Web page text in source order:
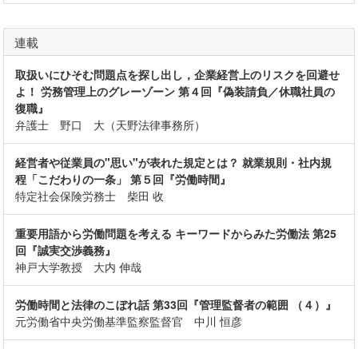
連載
取扱いにひそむ問題点を探し出し，企業経営上のリスクを回避せ
よ！ 労務管理上のグレーゾーン 第４回『偽装請負／休職社員の
復職』
弁護士 野口 大（天野法律事務所）
経営者や従業員の"思い"が表れた規定とは？ 就業規則・社内規
程「こだわりの一条」 第５回『労働時間』
特定社会保険労務士 柴田 收
重要用語から労働問題を考える キーワードからみた労働法 第25
回『誠実交渉義務』
神戸大学教授 大内 伸哉
労働時間と法律のこぼれ話 第33回『管理監督者の範囲 （４）』
元労働省中央労働基準監察監督官 中川 恒彦